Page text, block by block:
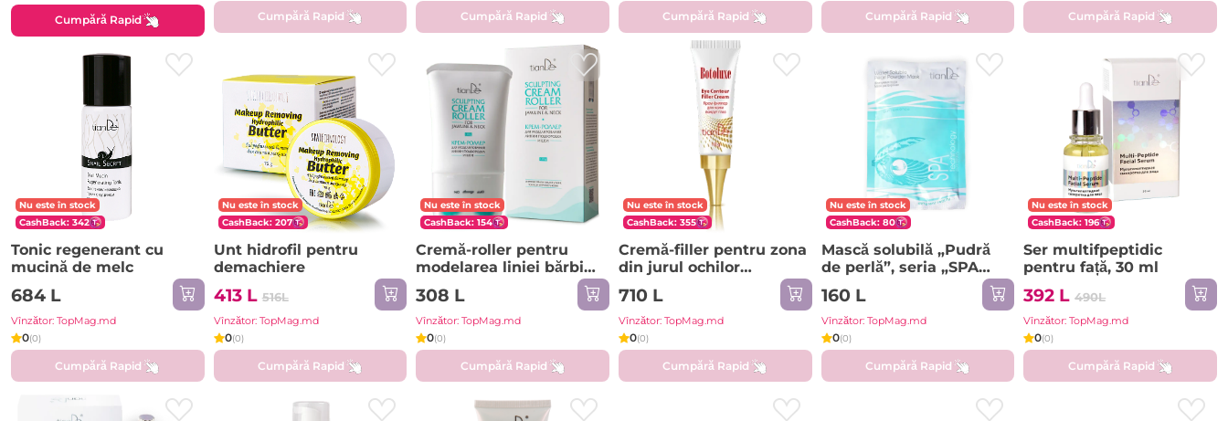
Cumpără Rapid Cumpără Rapid Cumpără Rapid Cumpără Rapid Cumpără Rapid Cumpără Rapid
Nu este în stock
CashBack: 342
Tonic regenerant cu
mucină de melc
684 L
Vînzător: TopMag.md
0(0)
Cumpără Rapid
Nu este în stock
CashBack: 207
Unt hidrofil pentru
demachiere
413 L 516L
Vînzător: TopMag.md
0(0)
Cumpără Rapid
Nu este în stock
CashBack: 154
Cremă-roller pentru
modelarea liniei bărbiei
308 L
Vînzător: TopMag.md
0(0)
Cumpără Rapid
Nu este în stock
CashBack: 355
Cremă-filler pentru zona
din jurul ochilor
710 L
Vînzător: TopMag.md
0(0)
Cumpără Rapid
Nu este în stock
CashBack: 80
Mască solubilă „Pudră
de perlă”, seria „SPA
160 L
Vînzător: TopMag.md
0(0)
Cumpără Rapid
Nu este în stock
CashBack: 196
Ser multifpeptidic
pentru față, 30 ml
392 L 490L
Vînzător: TopMag.md
0(0)
Cumpără Rapid